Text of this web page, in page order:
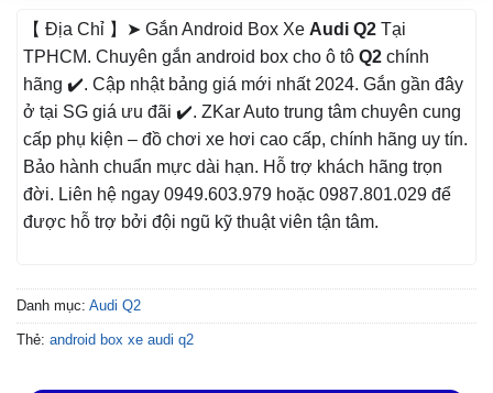
【 Địa Chỉ 】➤ Gắn Android Box Xe Audi Q2 Tại
TPHCM. Chuyên gắn android box cho ô tô Q2 chính
hãng ✔️. Cập nhật bảng giá mới nhất 2024. Gắn gần đây
ở tại SG giá ưu đãi ✔️. ZKar Auto trung tâm chuyên cung
cấp phụ kiện – đồ chơi xe hơi cao cấp, chính hãng uy tín.
Bảo hành chuẩn mực dài hạn. Hỗ trợ khách hãng trọn
đời. Liên hệ ngay 0949.603.979 hoặc 0987.801.029 để
được hỗ trợ bởi đội ngũ kỹ thuật viên tận tâm.
Danh mục: Audi Q2
Thẻ: android box xe audi q2